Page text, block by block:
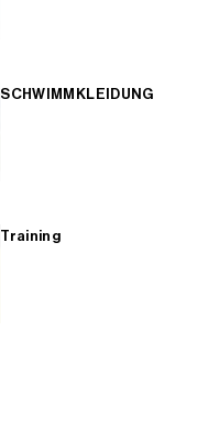
SCHWIMMKLEIDUNG
Training